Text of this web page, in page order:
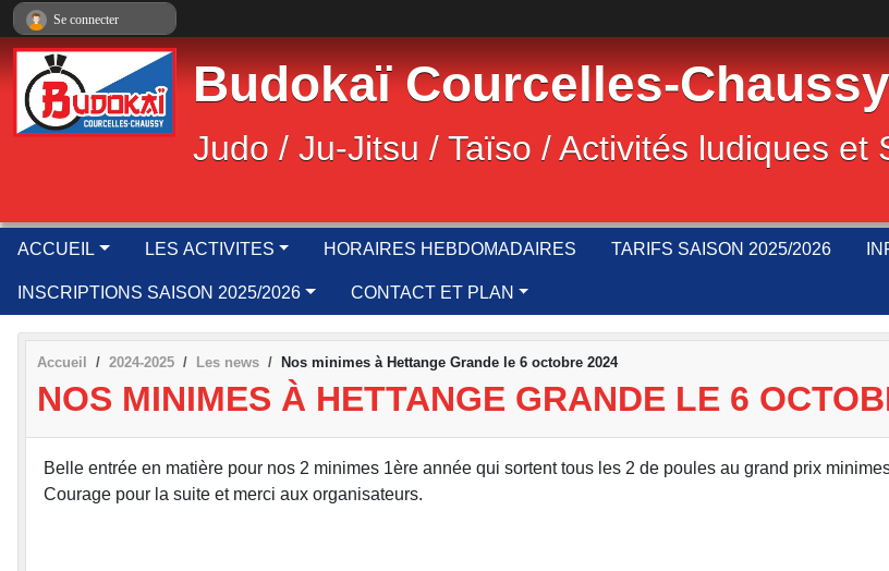
Budokaï Courcelles-Chaussy
Judo / Ju-Jitsu / Taïso / Activités ludiques et
ACCUEIL LES ACTIVITES HORAIRES HEBDOMADAIRES TARIFS SAISON 2025/2026
INSCRIPTIONS SAISON 2025/2026 CONTACT ET PLAN
Accueil 2024-2025 Les news Nos minimes à Hettange Grande le 6 octobre 2024
NOS MINIMES À HETTANGE GRANDE LE 6
Belle entrée en matière pour nos 2 minimes 1ère année qui sortent tous les 2 de poules au grand prix
Courage pour la suite et merci aux organisateurs.
Se connecter
Panneau de gestion des cookies